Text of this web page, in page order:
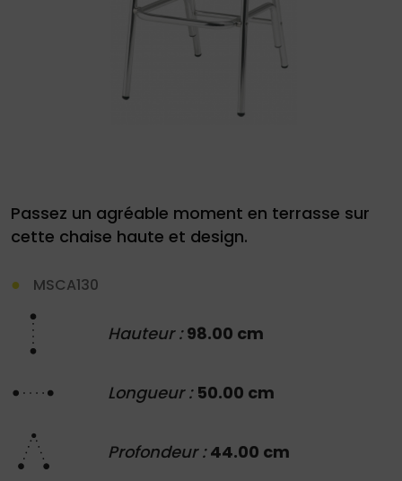
Passez un agréable moment en terrasse sur
cette chaise haute et design.
MSCA130
Hauteur :98.00 cm
Longueur : 50.00 cm
Profondeur :44.00 cm
01
04
|